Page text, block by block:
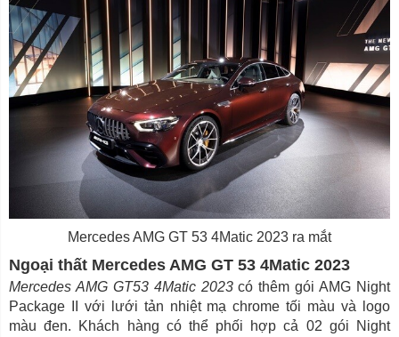
Mercedes AMG GT 53 4Matic 2023 ra mắt
Ngoại thất Mercedes AMG GT 53 4Matic 2023
Mercedes AMG GT53 4Matic 2023có thêm gói AMG Night
Package II với lưới tản nhiệt mạ chrome tối màu và logo
màu đen. Khách hàng có thể phối hợp cả 02 gói Night